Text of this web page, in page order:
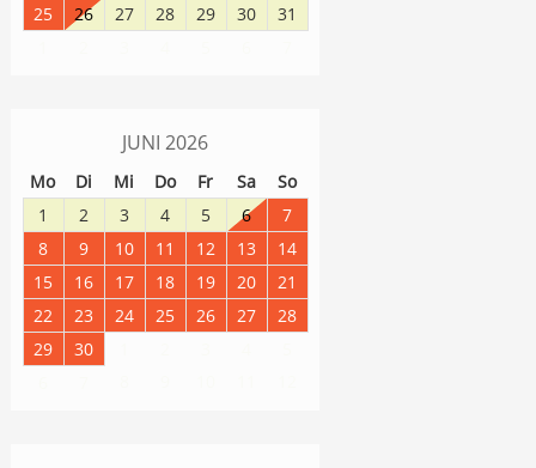
25
26 27 28 29 30
31
JUNI 2026
Mo Di Mi Do Fr Sa
So
1
2 3 4 5 6
7
8
9 10 11 12 13
14
15
16 17 18 19 20
21
22
23 24 25 26 27
28
29
30